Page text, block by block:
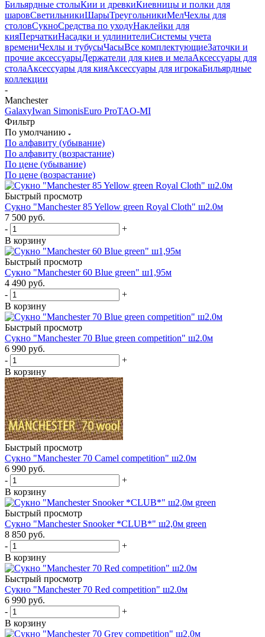
Бильярдные столыКии и древкиКиевницы и полки для
шаровСветильникиШарыТреугольникиМелЧехлы для
столовСукноСредства по уходуНаклейки для
кияПерчаткиНасадки и удлинителиСистемы учета
времениЧехлы и тубусыЧасыВсе комплектующиеЗаточки и
прочие аксессуарыДержатели для киев и мелаАксессуары для
столаАксессуары для кияАксессуары для игрокаБильярдные
коллекции
-
Manchester
GalaxyIwan SimonisEuro ProTAO-MI
Фильтр
По умолчанию
По алфавиту (убывание)
По алфавиту (возрастание)
По цене (убывание)
По цене (возрастание)
Быстрый просмотр
Сукно "Manchester 85 Yellow green Royal Cloth" ш2.0м
7 500 руб.
-
+
В корзину
Быстрый просмотр
Сукно "Manchester 60 Blue green" ш1,95м
4 490 руб.
-
+
В корзину
Быстрый просмотр
Сукно "Manchester 70 Blue green competition" ш2.0м
6 990 руб.
-
+
В корзину
Быстрый просмотр
Сукно "Manchester 70 Camel competition" ш2.0м
6 990 руб.
-
+
В корзину
Быстрый просмотр
Сукно "Manchester Snooker *CLUB*" ш2,0м green
8 850 руб.
-
+
В корзину
Быстрый просмотр
Сукно "Manchester 70 Red competition" ш2.0м
6 990 руб.
-
+
В корзину